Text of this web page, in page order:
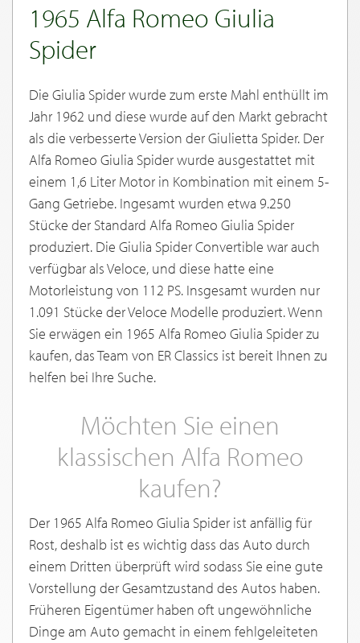
1965 Alfa Romeo Giulia
Spider
Die Giulia Spider wurde zum erste Mahl enthüllt im
Jahr 1962 und diese wurde auf den Markt gebracht
als die verbesserte Version der Giulietta Spider. Der
Alfa Romeo Giulia Spider wurde ausgestattet mit
einem 1,6 Liter Motor in Kombination mit einem 5-
Gang Getriebe. Ingesamt wurden etwa 9.250
Stücke der Standard Alfa Romeo Giulia Spider
produziert. Die Giulia Spider Convertible war auch
verfügbar als Veloce, und diese hatte eine
Motorleistung von 112 PS. Insgesamt wurden nur
1.091 Stücke der Veloce Modelle produziert. Wenn
Sie erwägen ein 1965 Alfa Romeo Giulia Spider zu
kaufen, das Team von ER Classics ist bereit Ihnen zu
helfen bei Ihre Suche.
Möchten Sie einen
klassischen Alfa Romeo
kaufen?
Der 1965 Alfa Romeo Giulia Spider ist anfällig für
Rost, deshalb ist es wichtig dass das Auto durch
einem Dritten überprüft wird sodass Sie eine gute
Vorstellung der Gesamtzustand des Autos haben.
Früheren Eigentümer haben oft ungewöhnliche
Dinge am Auto gemacht in einem fehlgeleiteten